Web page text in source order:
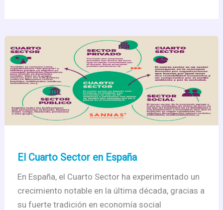
El Cuarto Sector en España
En España, el Cuarto Sector ha experimentado un
crecimiento notable en la última década, gracias a
su fuerte tradición en economía social